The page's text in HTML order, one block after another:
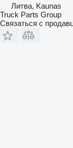
Литва, Kaunas
Truck Parts Group
Связаться с